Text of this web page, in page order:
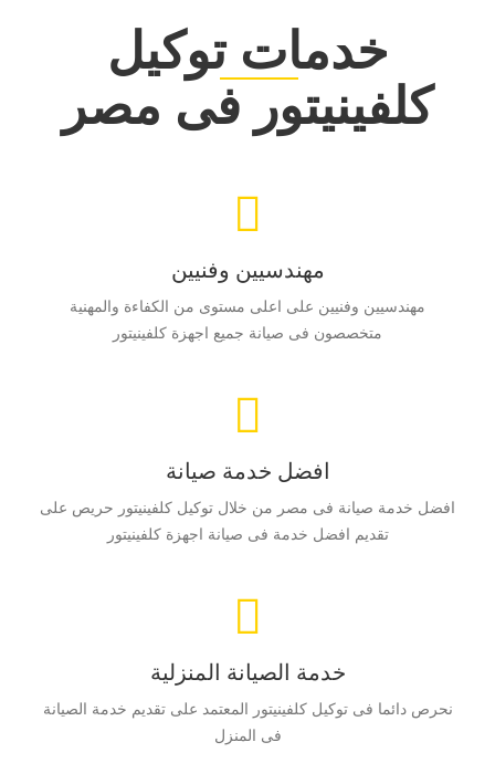
خدمات توكيل
كلفينيتور فى مصر
مهندسيين وفنيين
مهندسيين وفنيين على اعلى مستوى من الكفاءة والمهنية
متخصصون فى صيانة جميع اجهزة كلفينيتور
افضل خدمة صيانة
افضل خدمة صيانة فى مصر من خلال توكيل كلفينيتور حريص على
تقديم افضل خدمة فى صيانة اجهزة كلفينيتور
خدمة الصيانة المنزلية
نحرص دائما فى توكيل كلفينيتور المعتمد على تقديم خدمة الصيانة
فى المنزل